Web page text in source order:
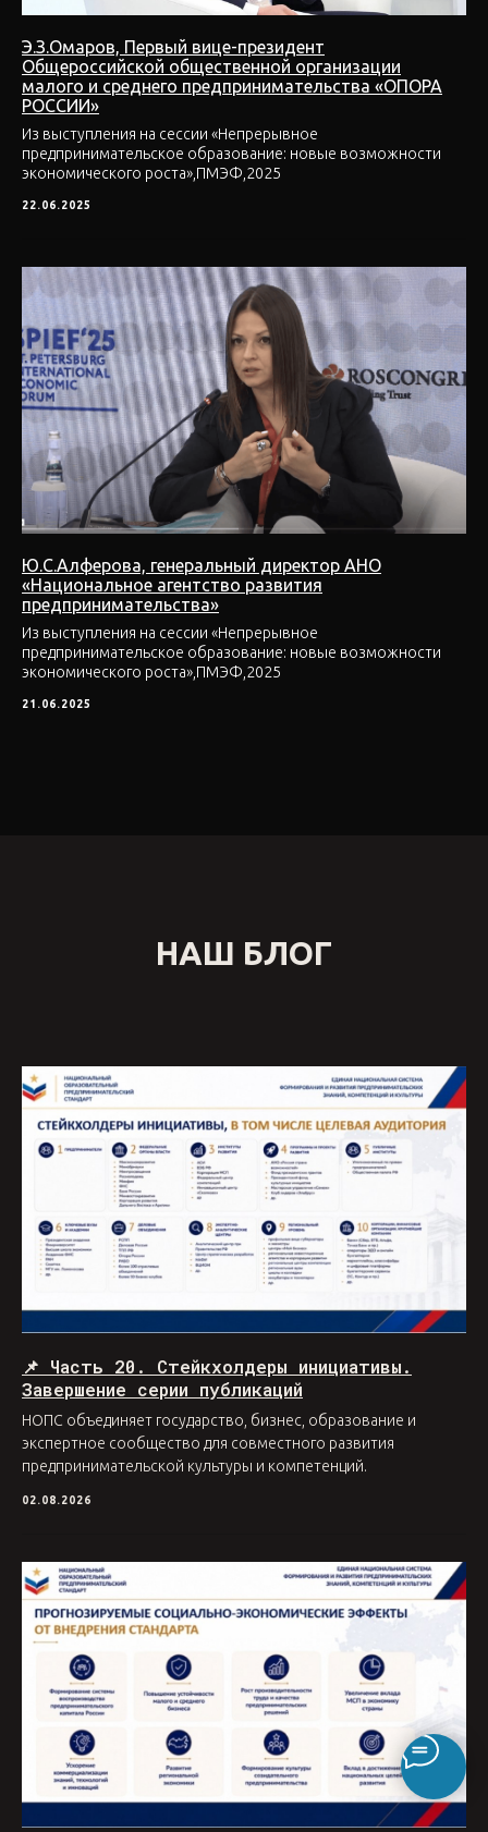
Э.З.Омаров, Первый вице-президент
Общероссийской общественной организации
малого и среднего предпринимательства «ОПОРА
РОССИИ»
Из выступления на сессии «Непрерывное
предпринимательское образование: новые возможности
экономического роста»,ПМЭФ,2025
22.06.2025
Ю.С.Алферова, генеральный директор АНО
«Национальное агентство развития
предпринимательства»
Из выступления на сессии «Непрерывное
предпринимательское образование: новые возможности
экономического роста»,ПМЭФ,2025
21.06.2025
НАШ БЛОГ
📌 Часть 20. Стейкхолдеры инициативы.
Завершение серии публикаций
НОПС объединяет государство, бизнес, образование и
экспертное сообщество для совместного развития
предпринимательской культуры и компетенций.
02.08.2026